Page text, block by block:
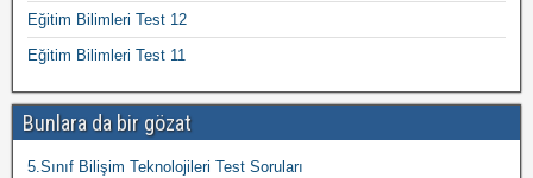
Eğitim Bilimleri Test 12
Eğitim Bilimleri Test 11
Bunlara da bir gözat
5.Sınıf Bilişim Teknolojileri Test Soruları